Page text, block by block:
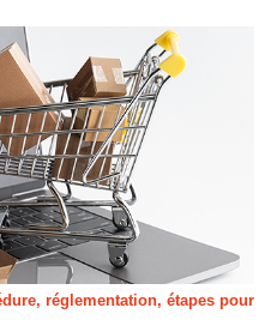
réglementation, étapes pour